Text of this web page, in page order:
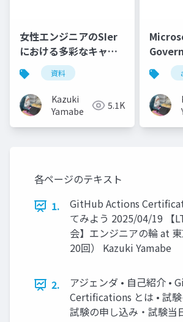
女性エンジニアのSIer
における多彩なキャリ
ア戦略資料
Kazuki
Yamabe
5.1K
イクル
ユーザ
リさせ
各ページのテキスト
1.
GitHub Actions
てみよう 2025/04/19 【
会】エンジニアの輪 at
20回） Kazuki Yamabe
2.
アジェンダ • 自己紹介 •
Certifications とは • 試験
試験の申し込み・試験当